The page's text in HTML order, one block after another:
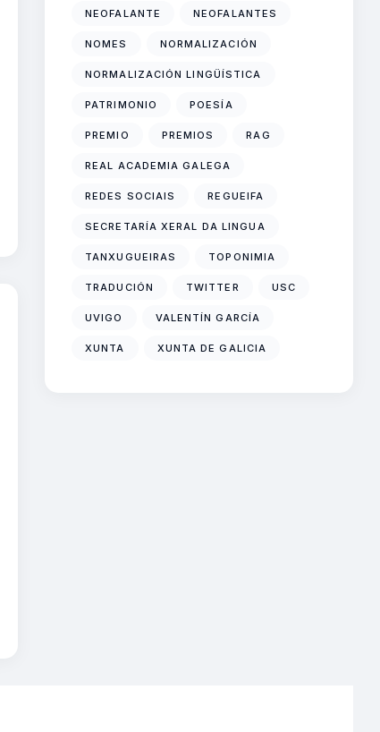
NEOFALANTE NEOFALANTES
NOMES NORMALIZACIÓN
NORMALIZACIÓN LINGÜÍSTICA
PATRIMONIO POESÍA
PREMIO PREMIOS RAG
REAL ACADEMIA GALEGA
REDES SOCIAIS REGUEIFA
SECRETARÍA XERAL DA LINGUA
TANXUGUEIRAS TOPONIMIA
TRADUCIÓN TWITTER USC
UVIGO VALENTÍN GARCÍA
XUNTA XUNTA DE GALICIA